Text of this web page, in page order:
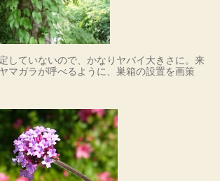
していないので、かなりヤバイ大きさに。来
マガラが呼べるように、巣箱の設置を画策